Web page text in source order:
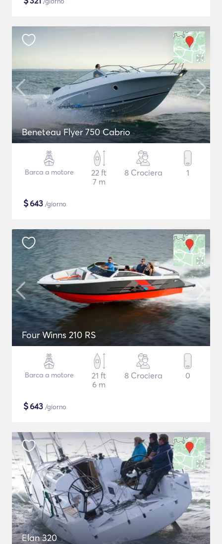
Beneteau Flyer 750 Cabrio
Barca a motore
22 ft
7 m
8 Crociera 1
$643 /giorno
Four Winns 210 RS
Barca a motore
21 ft
6 m
8 Crociera 0
$643 /giorno
Elan 320